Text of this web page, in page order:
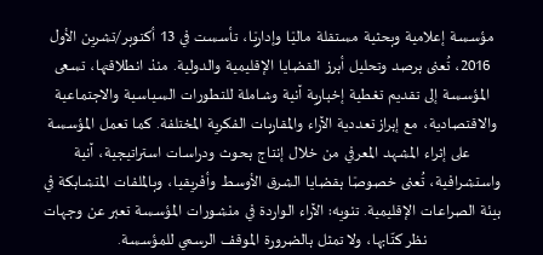
مؤسسة إعلامية وبحثية مستقلة ماليًا وإداريًا، تأسست في 13 أكتوبر/تشرين الأول
2016، تُعنى برصد وتحليل أبرز القضايا الإقليمية والدولية. منذ انطلاقتها، تسعى
المؤسسة إلى تقديم تغطية إخبارية آنية وشاملة للتطورات السياسية والاجتماعية
والاقتصادية، مع إبراز تعددية الآراء والمقاربات الفكرية المختلفة. كما تعمل المؤسسة
على إثراء المشهد المعرفي من خلال إنتاج بحوث ودراسات استراتيجية، آنية
واستشرافية، تُعنى خصوصًا بقضايا الشرق الأوسط وأفريقيا، وبالملفات المتشابكة في
بيئة الصراعات الإقليمية. تنويه: الآراء الواردة في منشورات المؤسسة تعبر عن وجهات
نظر كتّابها، ولا تمثل بالضرورة الموقف الرسمي للمؤسسة.